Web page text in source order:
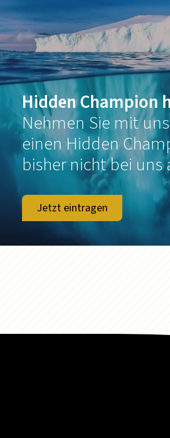
Hidden Champion
Nehmen Sie mit
einen Hidden
bisher nicht bei
Jetzt eintragen